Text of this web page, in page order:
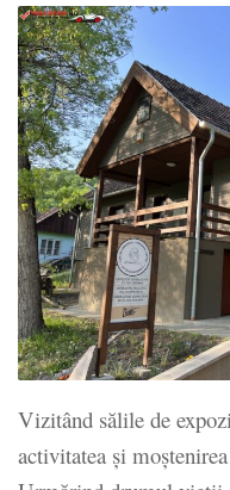
Vizitând sălile de
activitatea și